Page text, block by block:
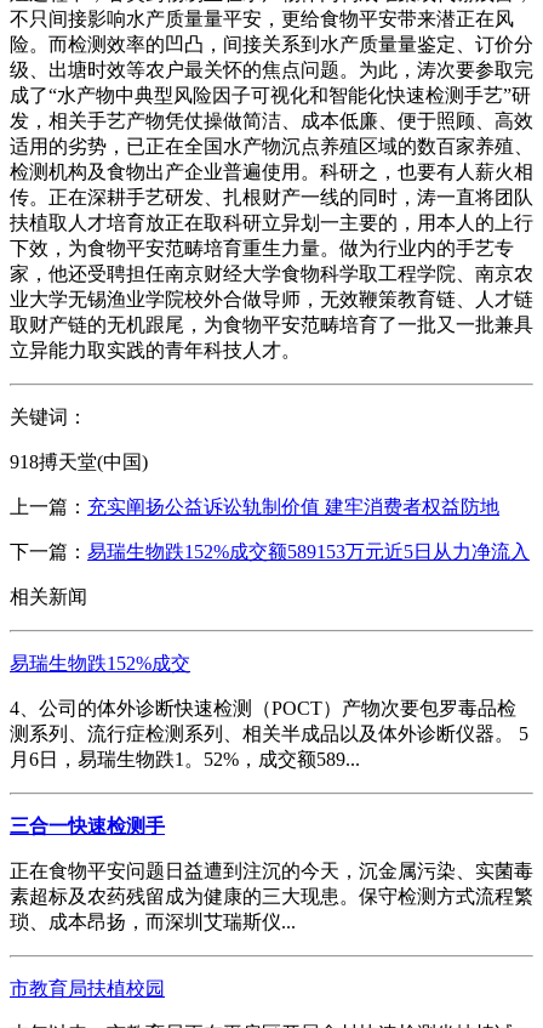
不只间接影响水产质量量平安，更给食物平安带来潜正在风
险。而检测效率的凹凸，间接关系到水产质量量鉴定、订价分
级、出塘时效等农户最关怀的焦点问题。为此，涛次要参取完
成了“水产物中典型风险因子可视化和智能化快速检测手艺”研
发，相关手艺产物凭仗操做简洁、成本低廉、便于照顾、高效
适用的劣势，已正在全国水产物沉点养殖区域的数百家养殖、
检测机构及食物出产企业普遍使用。科研之，也要有人薪火相
传。正在深耕手艺研发、扎根财产一线的同时，涛一直将团队
扶植取人才培育放正在取科研立异划一主要的，用本人的上行
下效，为食物平安范畴培育重生力量。做为行业内的手艺专
家，他还受聘担任南京财经大学食物科学取工程学院、南京农
业大学无锡渔业学院校外合做导师，无效鞭策教育链、人才链
取财产链的无机跟尾，为食物平安范畴培育了一批又一批兼具
立异能力取实践的青年科技人才。
关键词：
918搏天堂(中国)
上一篇： 充实阐扬公益诉讼轨制价值 建牢消费者权益防地
下一篇： 易瑞生物跌152%成交额589153万元近5日从力净流入
相关新闻
易瑞生物跌152%成交
4、公司的体外诊断快速检测（POCT）产物次要包罗毒品检
测系列、流行症检测系列、相关半成品以及体外诊断仪器。 5
月6日，易瑞生物跌1。52%，成交额589...
三合一快速检测手
正在食物平安问题日益遭到注沉的今天，沉金属污染、实菌毒
素超标及农药残留成为健康的三大现患。保守检测方式流程繁
琐、成本昂扬，而深圳艾瑞斯仪...
市教育局扶植校园